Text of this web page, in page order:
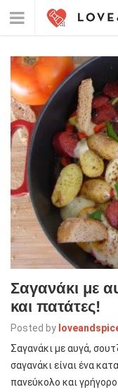
Σαγανάκι με
και πατάτες!
Posted by
Σαγανάκι με αυγά,
σαγανάκι είναι ένα
πανεύκολο και